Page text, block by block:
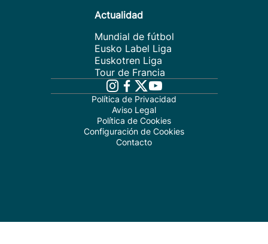
Actualidad
Mundial de fútbol
Eusko Label Liga
Euskotren Liga
Tour de Francia
Política de Privacidad
Aviso Legal
Política de Cookies
Configuración de Cookies
Contacto